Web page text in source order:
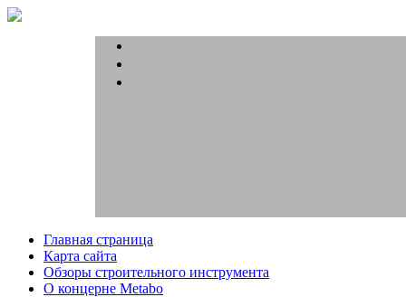
Главная страница
Карта сайта
Обзоры строительного инструмента
О концерне Metabo